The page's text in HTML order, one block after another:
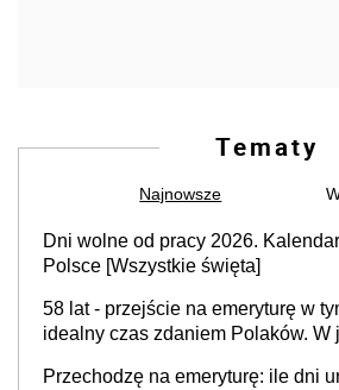
Tematy
Najnowsze
Dni wolne od pracy 2026.
Polsce [Wszystkie święta]
58 lat - przejście na emeryturę w
idealny czas zdaniem Polaków. W
Przechodzę na emeryturę: ile dni